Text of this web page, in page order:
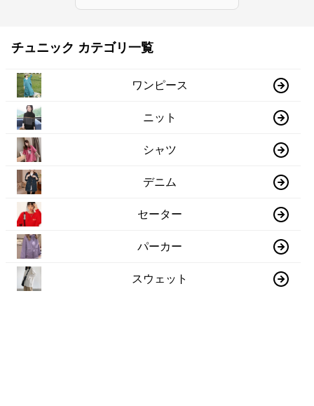
チュニック カテゴリ一覧
ワンピース
ニット
シャツ
デニム
セーター
パーカー
スウェット